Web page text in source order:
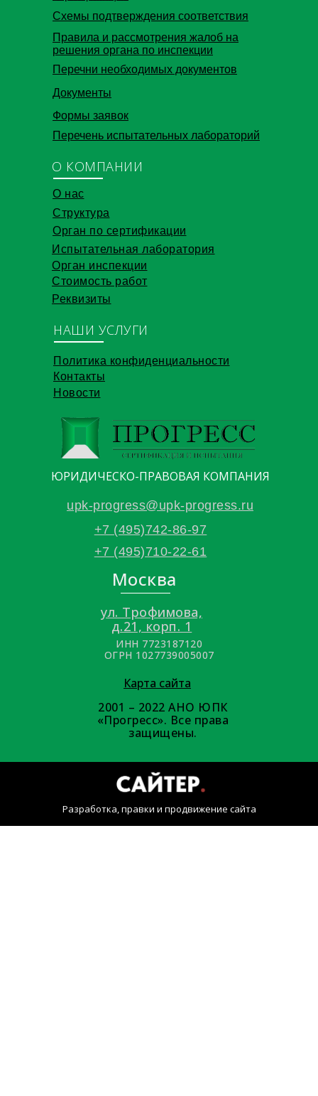
Формы заявок
Перечни необходимых документов
Схемы подтверждения соответствия
Документы
О КОМПАНИИ
О нас
Структура
Орган по сертификации
Стоимость работ
НАШИ УСЛУГИ
Политика конфиденциальности
Новости
2001 – 2022 АНО ЮПК
«Прогресс». Все права
защищены.
Реквизиты
ул. Трофимова,
д.21, корп. 1
+7 (495)710-22-61
upk-progress@upk-progress.ru
Москва
Карта сайта
Правила и рассмотрения жалоб на
решения органа по инспекции
Контакты
Испытательная лаборатория
Орган инспекции
+7 (495)742-86-97
ИНН 7723187120
ОГРН 1027739005007
ЮРИДИЧЕСКО-ПРАВОВАЯ КОМПАНИЯ
Перечень испытательных лабораторий
Разработка, правки и продвижение сайта